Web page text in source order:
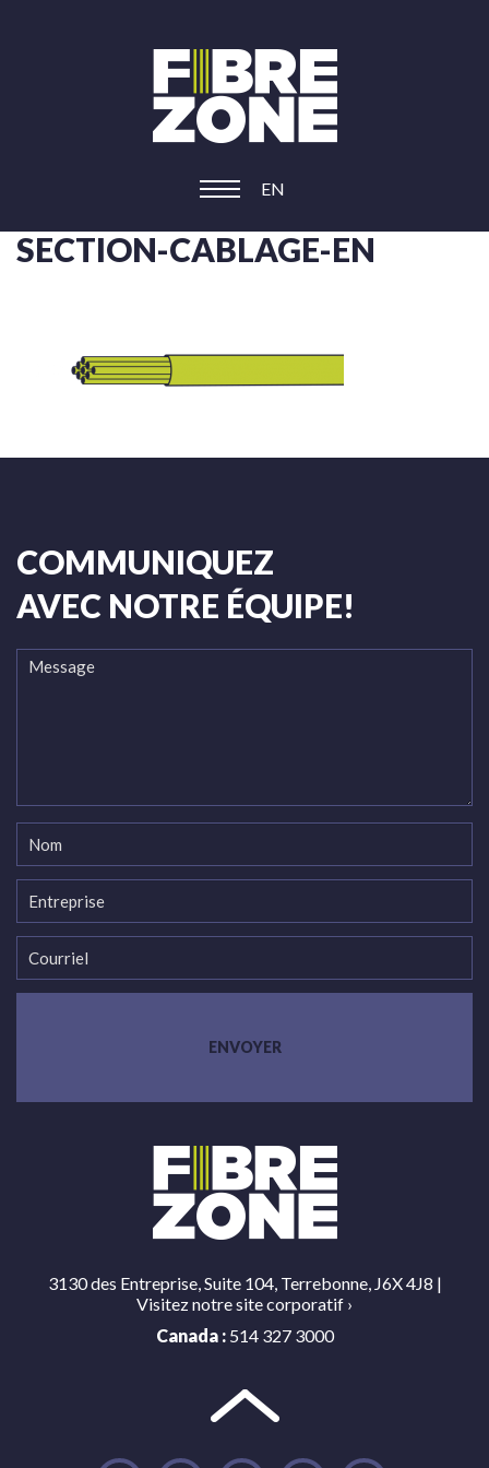
EN
SECTION-CABLAGE-EN
COMMUNIQUEZ
AVEC NOTRE ÉQUIPE!
3130 des Entreprise, Suite 104, Terrebonne, J6X 4J8 |
Visitez notre site corporatif ›
Canada : 514 327 3000